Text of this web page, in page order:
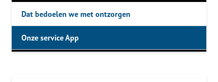
Dat bedoelen we met ontzorgen
Onze service App